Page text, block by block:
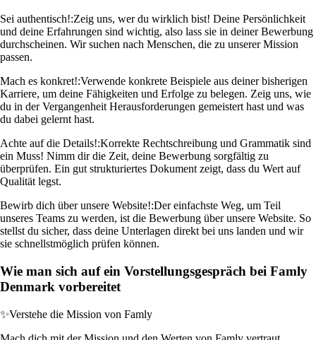
Sei authentisch!:Zeig uns, wer du wirklich bist! Deine Persönlichkeit
und deine Erfahrungen sind wichtig, also lass sie in deiner Bewerbung
durchscheinen. Wir suchen nach Menschen, die zu unserer Mission
passen.
Mach es konkret!:Verwende konkrete Beispiele aus deiner bisherigen
Karriere, um deine Fähigkeiten und Erfolge zu belegen. Zeig uns, wie
du in der Vergangenheit Herausforderungen gemeistert hast und was
du dabei gelernt hast.
Achte auf die Details!:Korrekte Rechtschreibung und Grammatik sind
ein Muss! Nimm dir die Zeit, deine Bewerbung sorgfältig zu
überprüfen. Ein gut strukturiertes Dokument zeigt, dass du Wert auf
Qualität legst.
Bewirb dich über unsere Website!:Der einfachste Weg, um Teil
unseres Teams zu werden, ist die Bewerbung über unsere Website. So
stellst du sicher, dass deine Unterlagen direkt bei uns landen und wir
sie schnellstmöglich prüfen können.
Wie man sich auf ein Vorstellungsgespräch bei Famly
Denmark vorbereitet
✨Verstehe die Mission von Famly